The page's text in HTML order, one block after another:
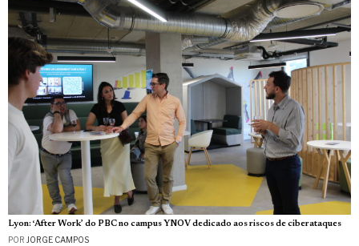
Lyon: ‘After Work’ do PBC no campus YNOV dedicado aos riscos de ciberataques
POR JORGE CAMPOS